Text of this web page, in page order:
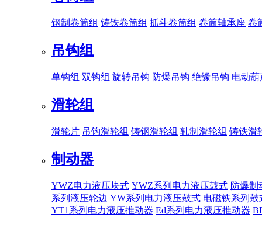
钢制卷筒组 铸铁卷筒组 抓斗卷筒组 卷筒轴承座 卷
吊钩组
单钩组 双钩组 旋转吊钩 防爆吊钩 绝缘吊钩 电动
滑轮组
滑轮片 吊钩滑轮组 铸钢滑轮组 轧制滑轮组 铸铁滑
制动器
YWZ电力液压块式 YWZ系列电力液压鼓式 防爆制
系列液压轮边 YW系列电力液压鼓式 电磁铁系列鼓
YT1系列电力液压推动器 Ed系列电力液压推动器